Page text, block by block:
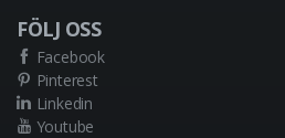
FÖLJ OSS
Facebook
Pinterest
Linkedin
Youtube